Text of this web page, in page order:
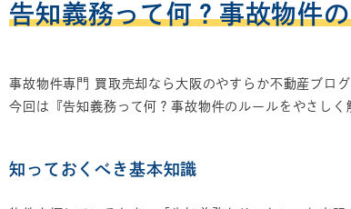
告知義務って何？事故物件
事故物件専門 買取売却なら大阪のやすらか不動産ブログ
今回は『告知義務って何？事故物件のルールをやさしく
知っておくべき基本知識